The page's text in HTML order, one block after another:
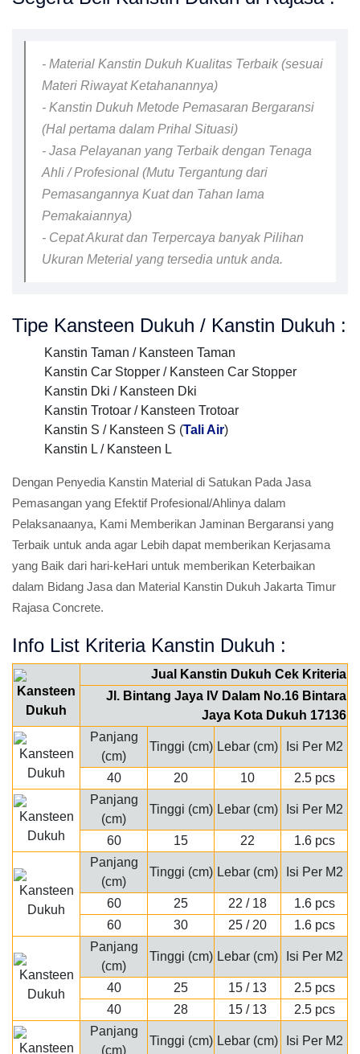
- Material Kanstin Dukuh Kualitas Terbaik (sesuai
Materi Riwayat Ketahanannya)
- Kanstin Dukuh Metode Pemasaran Bergaransi
(Hal pertama dalam Prihal Situasi)
- Jasa Pelayanan yang Terbaik dengan Tenaga
Ahli / Profesional (Mutu Tergantung dari
Pemasangannya Kuat dan Tahan lama
Pemakaiannya)
- Cepat Akurat dan Terpercaya banyak Pilihan
Ukuran Meterial yang tersedia untuk anda.
Tipe Kansteen Dukuh / Kanstin Dukuh :
Kanstin Taman / Kansteen Taman
Kanstin Car Stopper / Kansteen Car Stopper
Kanstin Dki / Kansteen Dki
Kanstin Trotoar / Kansteen Trotoar
Kanstin S / Kansteen S (Tali Air)
Kanstin L / Kansteen L
Dengan Penyedia Kanstin Material di Satukan Pada Jasa
Pemasangan yang Efektif Profesional/Ahlinya dalam
Pelaksanaanya, Kami Memberikan Jaminan Bergaransi yang
Terbaik untuk anda agar Lebih dapat memberikan Kerjasama
yang Baik dari hari-keHari untuk memberikan Keterbaikan
dalam Bidang Jasa dan Material Kanstin Dukuh Jakarta Timur
Rajasa Concrete.
Info List Kriteria Kanstin Dukuh :
Jual Kanstin Dukuh Cek Kriteria
Jl. Bintang Jaya IV Dalam No.16 Bintara
Jaya Kota Dukuh 17136
Panjang
(cm)
Tinggi (cm) Lebar (cm) Isi Per M2
40 20 10
2.5 pcs
Panjang
(cm)
Tinggi (cm) Lebar (cm) Isi Per M2
60 15 22
1.6 pcs
Panjang
(cm)
Tinggi (cm) Lebar (cm) Isi Per M2
60 25 22 / 18
1.6 pcs
60
30 25 / 20
1.6 pcs
Panjang
(cm)
Tinggi (cm) Lebar (cm) Isi Per M2
40 25 15 / 13
2.5 pcs
40
28 15 / 13
2.5 pcs
Panjang
(cm)
Tinggi (cm) Lebar (cm) Isi Per M2